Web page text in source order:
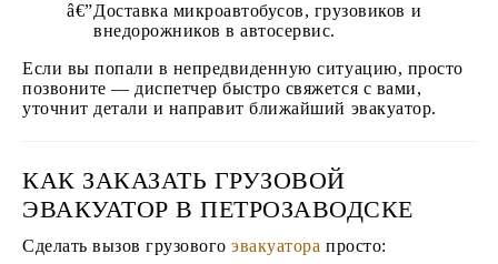
Доставка микроавтобусов, грузовиков и
внедорожников в автосервис.
Если вы попали в непредвиденную ситуацию, просто
позвоните — диспетчер быстро свяжется с вами,
уточнит детали и направит ближайший эвакуатор.
КАК ЗАКАЗАТЬ ГРУЗОВОЙ
ЭВАКУАТОР В ПЕТРОЗАВОДСКЕ
Сделать вызов грузовогоэвакуатора просто: